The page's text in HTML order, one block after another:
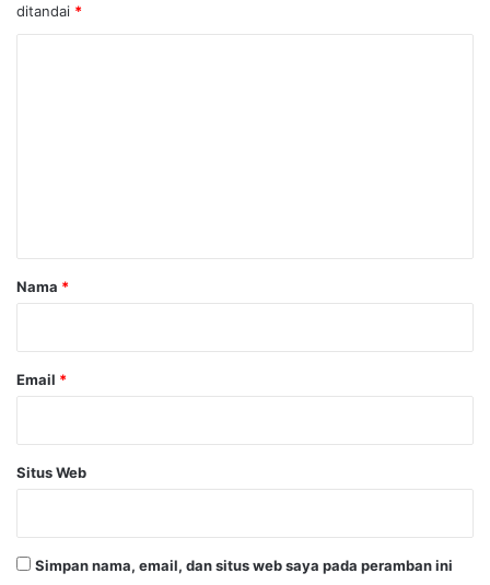
ditandai *
rNama *
Email *
Situs Web
Simpan nama, email, dan situs web saya pada peramban ini